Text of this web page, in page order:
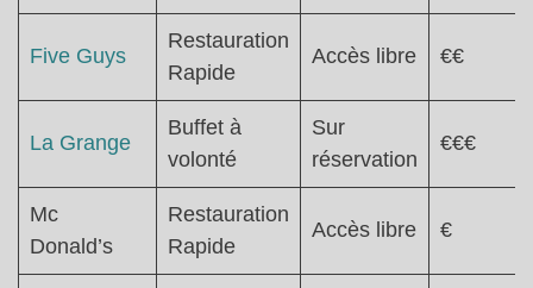
Five Guys
Restauration
Rapide
Accès libre €€
La Grange
Buffet à
volonté
Sur
réservation
€€€
Mc
Donald’s
Restauration
Rapide
Accès libre €